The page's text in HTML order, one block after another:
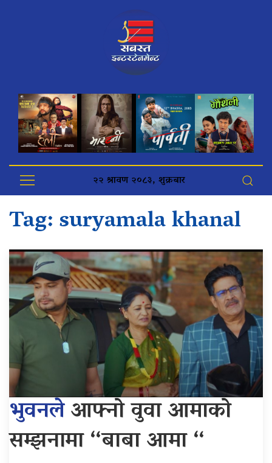
२२ श्रावण २०८३, शुक्रबार
Tag:suryamala khanal
भुवनलेआफ्नो वुवा आमाको
सम्झनामा “बाबा आमा “